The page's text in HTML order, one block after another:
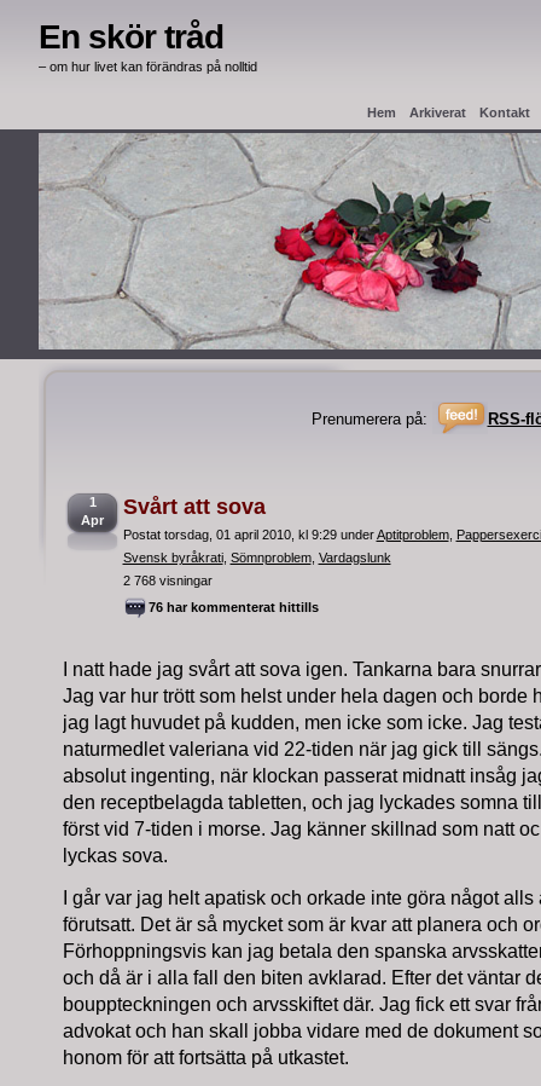
En skör tråd
– om hur livet kan förändras på nolltid
Hem Arkiverat Kontakt
Haag Apostille Intyg från
Prenumerera på: RSS-
1
Apr
Svårt att sova
Postat torsdag, 01 april 2010, kl 9:29 underAptitproblem,
Svensk byråkrati, Sömnproblem, Vardagslunk
2 768 visningar
76 har kommenterat hittills
I natt hade jag svårt att sova igen. Tankarna bara
Jag var hur trött som helst under hela dagen och borde
jag lagt huvudet på kudden, men icke som icke. Jag
naturmedlet valeriana vid 22-tiden när jag gick till
absolut ingenting, när klockan passerat midnatt insåg
den receptbelagda tabletten, och jag lyckades somna
först vid 7-tiden i morse. Jag känner skillnad som natt
lyckas sova.
I går var jag helt apatisk och orkade inte göra något alls
förutsatt. Det är så mycket som är kvar att planera och
Förhoppningsvis kan jag betala den spanska
och då är i alla fall den biten avklarad. Efter det väntar
bouppteckningen och arvsskiftet där. Jag fick ett svar
advokat och han skall jobba vidare med de dokument
honom för att fortsätta på utkastet.